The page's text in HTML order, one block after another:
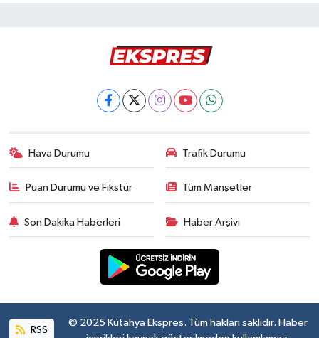
Hava Durumu Trafik Durumu
Puan Durumu ve Fikstür Tüm Manşetler
Son Dakika Haberleri Haber Arşivi
RSS
© 2025 Kütahya Ekspres. Tüm hakları saklıdır. Haber